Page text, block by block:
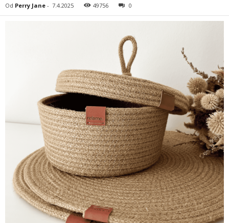
Od Perry Jane - 7.4.2025 49756 0